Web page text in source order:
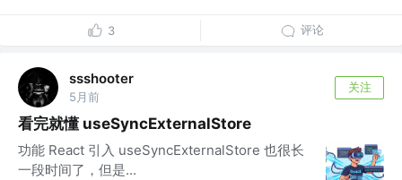
3 评论
ssshooter
5月前
关注
看完就懂 useSyncExternalStore
功能 React 引入 useSyncExternalStore 也很长
一段时间了，但是...